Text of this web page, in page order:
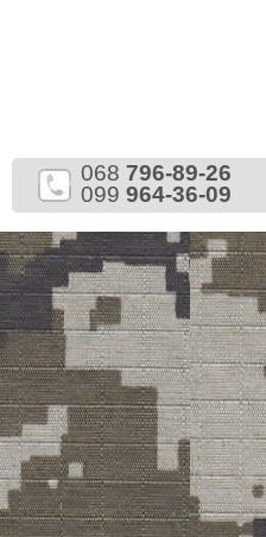
068 796-89-26
099 964-36-09